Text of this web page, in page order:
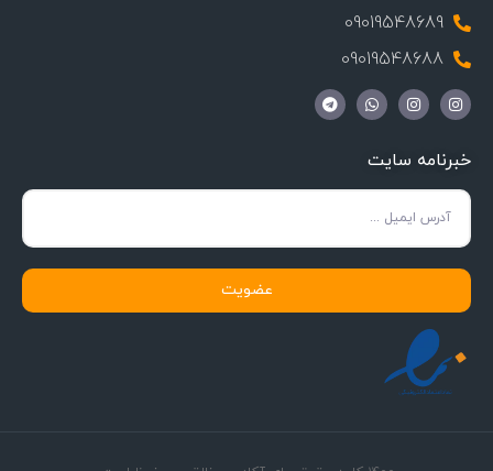
09019548689
09019548688
خبرنامه سایت
عضویت